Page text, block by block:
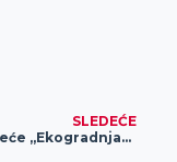
SLEDEĆE
Preduzeće „Ekogradnja“ realizuje ambiciozne projekte